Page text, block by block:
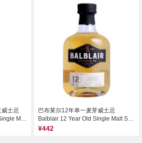
士忌
Bushmills Aged 10 Years Single Malt Irish Whiskey, Ireland
巴布莱尔12年单一麦芽威士忌
Balblair 12 Year Old Single Malt Scotch Whisky, Highlands, UK
¥442